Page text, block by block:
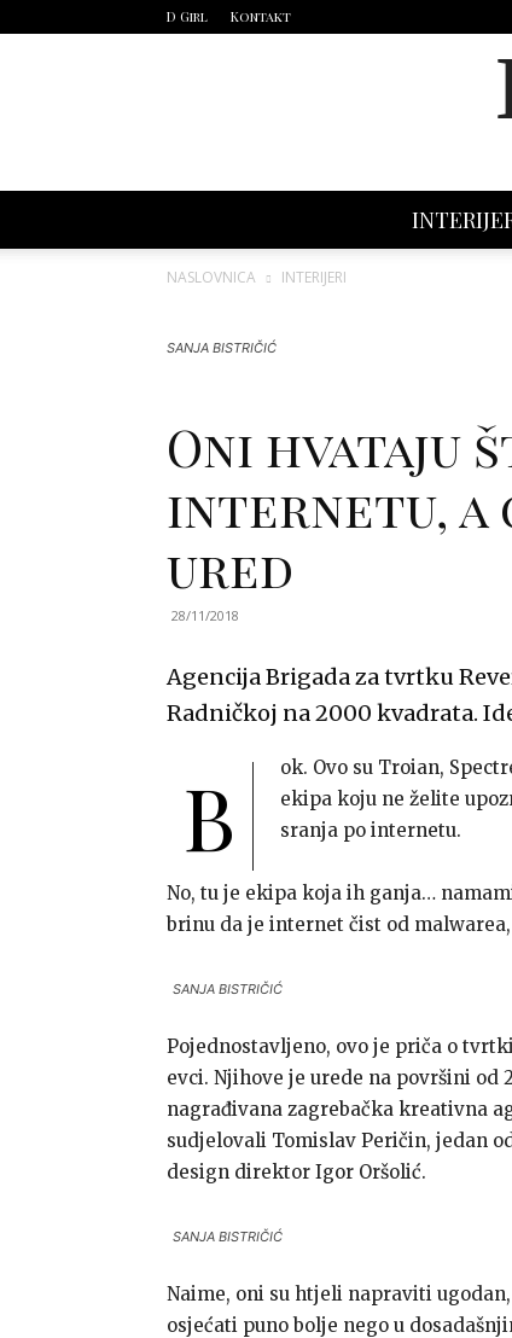
D Girl Kontakt
NASLOVNICA INTERIJERI
SANJA BISTRIČIĆ
Oni hvataju
internetu, a
ured
28/11/2018
Agencija Brigada za tvrtku
Radničkoj na 2000 kvadrata.
B
ok. Ovo su Troian,
ekipa koju ne želite
sranja po internetu.
No, tu je ekipa koja ih ganja…
brinu da je internet čist od
SANJA BISTRIČIĆ
Pojednostavljeno, ovo je priča o
evci. Njihove je urede na površini
nagrađivana zagrebačka kreativna
sudjelovali Tomislav Peričin, jedan
design direktor Igor Oršolić.
SANJA BISTRIČIĆ
Naime, oni su htjeli napraviti
osjećati puno bolje nego u